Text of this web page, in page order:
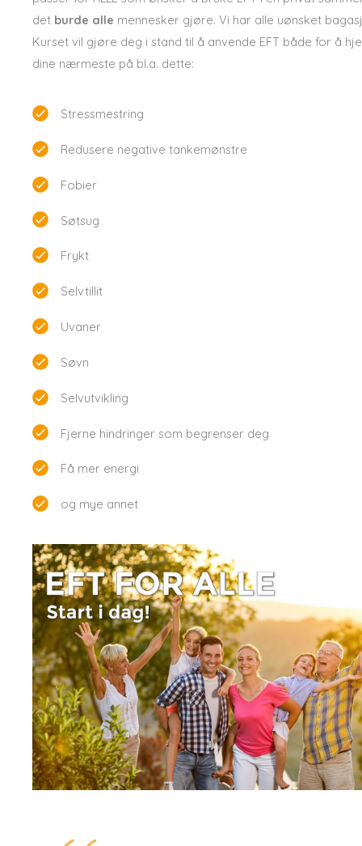
det burde alle mennesker gjøre. Vi har alle uønsket
Kurset vil gjøre deg i stand til å anvende EFT både for å
dine nærmeste på bl.a. dette:
Stressmestring
Redusere negative tankemønstre
Fobier
Søtsug
Frykt
Selvtillit
Uvaner
Søvn
Selvutvikling
Fjerne hindringer som begrenser deg
Få mer energi
og mye annet